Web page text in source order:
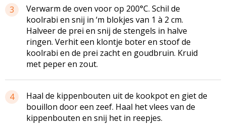
3
Verwarm de oven voor op 200°C. Schil de
koolrabi en snij in ‘m blokjes van 1 à 2 cm.
Halveer de prei en snij de stengels in halve
ringen. Verhit een klontje boter en stoof de
koolrabi en de prei zacht en goudbruin. Kruid
met peper en zout.
4
Haal de kippenbouten uit de kookpot en giet de
bouillon door een zeef. Haal het vlees van de
kippenbouten en snij het in reepjes.